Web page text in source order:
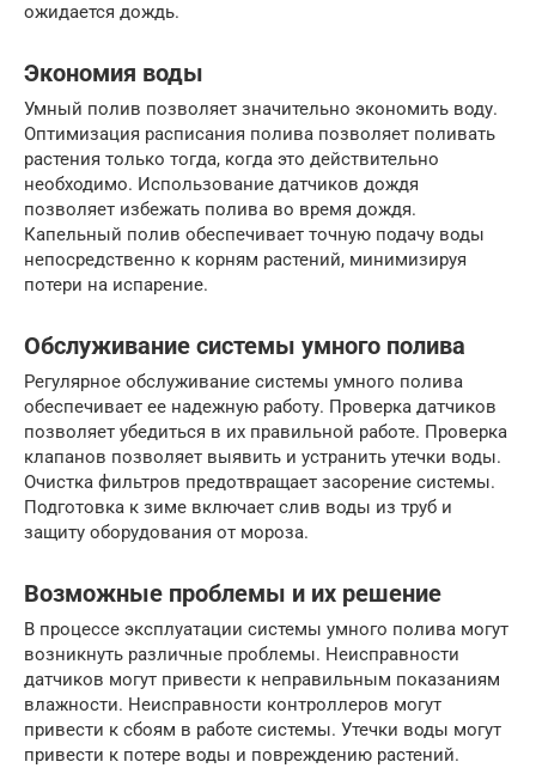
ожидается дождь.
Экономия воды
Умный полив позволяет значительно экономить воду.
Оптимизация расписания полива позволяет поливать
растения только тогда, когда это действительно
необходимо. Использование датчиков дождя
позволяет избежать полива во время дождя.
Капельный полив обеспечивает точную подачу воды
непосредственно к корням растений, минимизируя
потери на испарение.
Обслуживание системы умного полива
Регулярное обслуживание системы умного полива
обеспечивает ее надежную работу. Проверка датчиков
позволяет убедиться в их правильной работе. Проверка
клапанов позволяет выявить и устранить утечки воды.
Очистка фильтров предотвращает засорение системы.
Подготовка к зиме включает слив воды из труб и
защиту оборудования от мороза.
Возможные проблемы и их решение
В процессе эксплуатации системы умного полива могут
возникнуть различные проблемы. Неисправности
датчиков могут привести к неправильным показаниям
влажности. Неисправности контроллеров могут
привести к сбоям в работе системы. Утечки воды могут
привести к потере воды и повреждению растений.